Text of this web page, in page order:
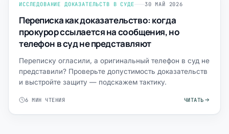
ИССЛЕДОВАНИЕ ДОКАЗАТЕЛЬСТВ В СУДЕ 30 МАЙ 2026
Переписка как доказательство: когда
прокурор ссылается на сообщения, но
телефон в суд не представляют
Переписку огласили, а оригинальный телефон в суд не
представили? Проверьте допустимость доказательств
и выстройте защиту — подскажем тактику.
6 МИН ЧТЕНИЯ ЧИТАТЬ